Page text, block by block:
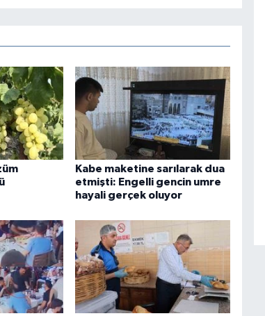
Kabe maketine sarılarak dua
etmişti: Engelli gencin umre
hayali gerçek oluyor